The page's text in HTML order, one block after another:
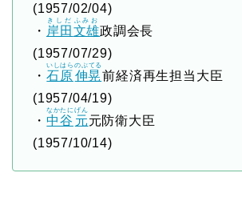
(1957/02/04)
・ 岸田
きしだ
文雄
ふみお
政調会長
(1957/07/29)
・ 石原
いしはら
伸晃
のぶてる
前経済再生担当大臣
(1957/04/19)
・ 中谷
なかたに
元
げん
元防衛大臣
(1957/10/14)